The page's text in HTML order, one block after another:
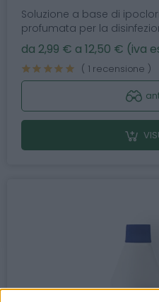
Soluzione a base di
profumata per la
da 2,99 € a 12,50 € (iva
( 1 recensione )